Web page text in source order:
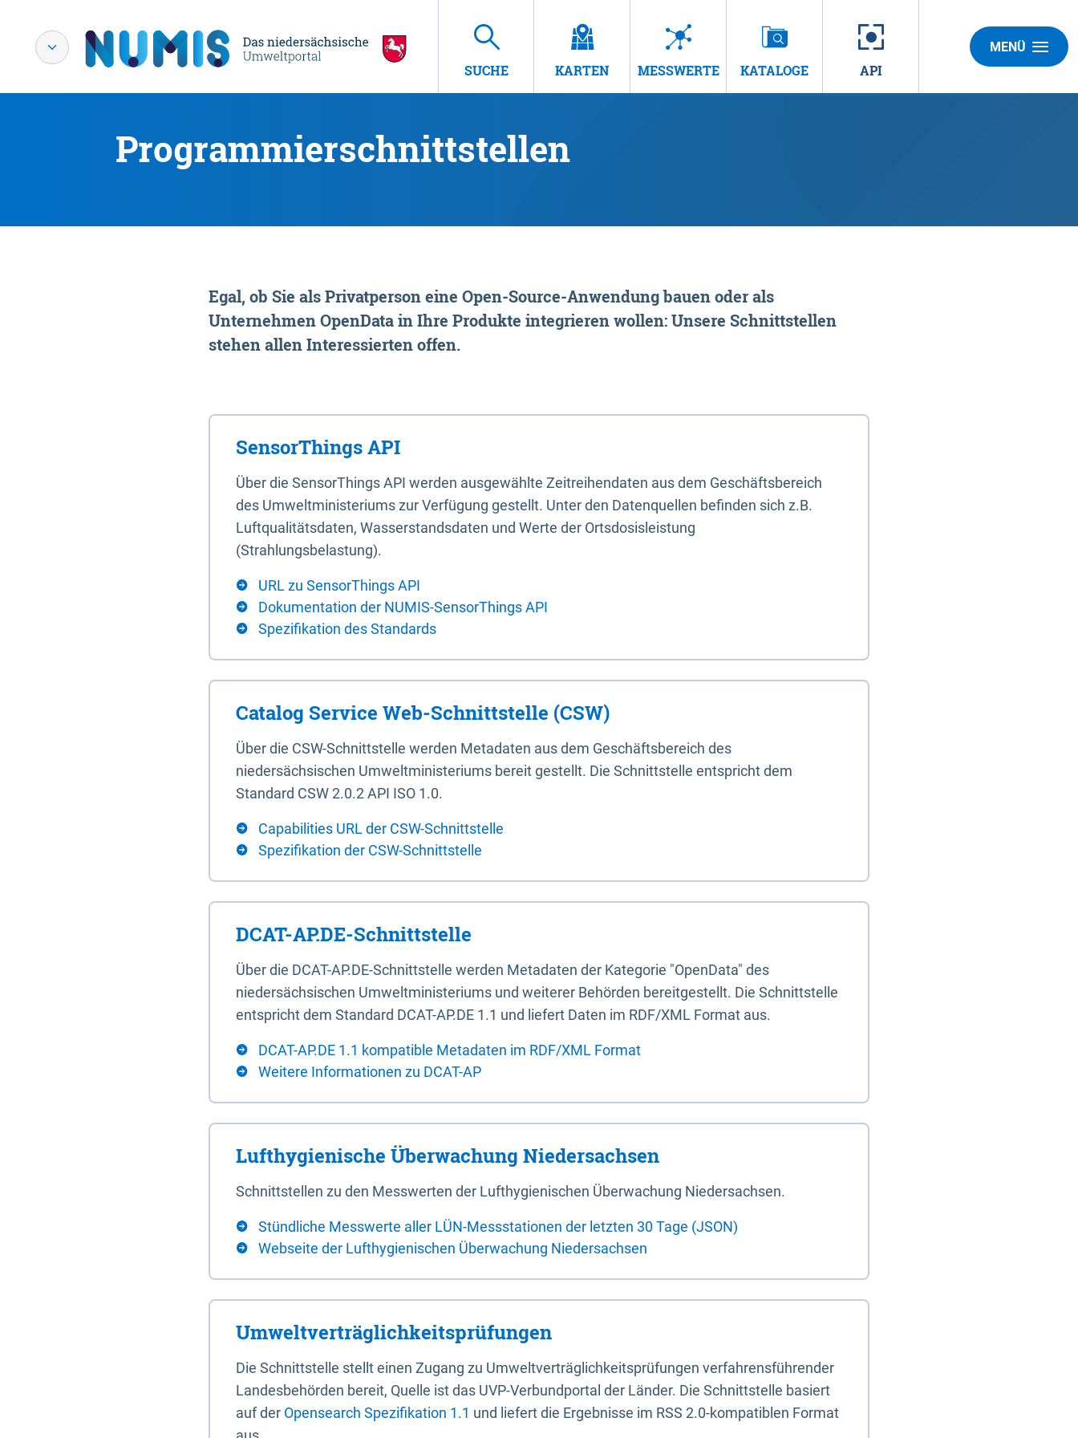
SUCHE KARTEN MESSWERTE KATALOGE API
MENÜ
Programmierschnittstellen
Egal, ob Sie als Privatperson eine Open-Source-Anwendung bauen oder als
Unternehmen OpenData in Ihre Produkte integrieren wollen: Unsere Schnittstellen
stehen allen Interessierten offen.
SensorThings API
Über die SensorThings API werden ausgewählte Zeitreihendaten aus dem Geschäftsbereich
des Umweltministeriums zur Verfügung gestellt. Unter den Datenquellen befinden sich z.B.
Luftqualitätsdaten, Wasserstandsdaten und Werte der Ortsdosisleistung
(Strahlungsbelastung).
URL zu SensorThings API
Dokumentation der NUMIS-SensorThings API
Spezifikation des Standards
Catalog Service Web-Schnittstelle (CSW)
Über die CSW-Schnittstelle werden Metadaten aus dem Geschäftsbereich des
niedersächsischen Umweltministeriums bereit gestellt. Die Schnittstelle entspricht dem
Standard CSW 2.0.2 API ISO 1.0.
Capabilities URL der CSW-Schnittstelle
Spezifikation der CSW-Schnittstelle
DCAT-AP.DE-Schnittstelle
Über die DCAT-AP.DE-Schnittstelle werden Metadaten der Kategorie "OpenData" des
niedersächsischen Umweltministeriums und weiterer Behörden bereitgestellt. Die Schnittstelle
entspricht dem Standard DCAT-AP.DE 1.1 und liefert Daten im RDF/XML Format aus.
DCAT-AP.DE 1.1 kompatible Metadaten im RDF/XML Format
Weitere Informationen zu DCAT-AP
Lufthygienische Überwachung Niedersachsen
Schnittstellen zu den Messwerten der Lufthygienischen Überwachung Niedersachsen.
Stündliche Messwerte aller LÜN-Messstationen der letzten 30 Tage (JSON)
Webseite der Lufthygienischen Überwachung Niedersachsen
Umweltverträglichkeitsprüfungen
Die Schnittstelle stellt einen Zugang zu Umweltverträglichkeitsprüfungen verfahrensführender
Landesbehörden bereit, Quelle ist das UVP-Verbundportal der Länder. Die Schnittstelle basiert
auf der Opensearch Spezifikation 1.1 und liefert die Ergebnisse im RSS 2.0-kompatiblen Format